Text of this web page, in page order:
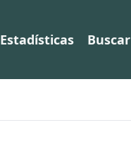
Estadísticas Buscar